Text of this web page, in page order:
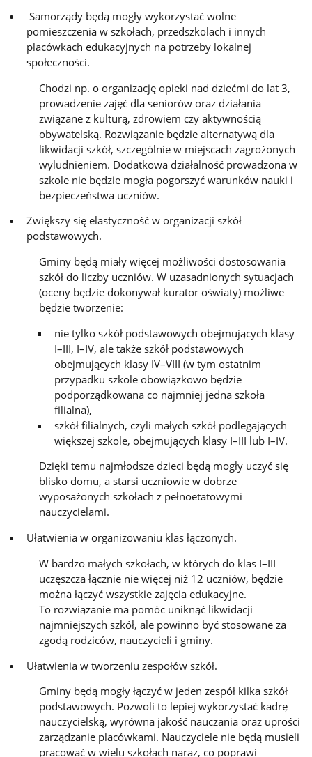
Samorządy będą mogły wykorzystać wolne
pomieszczenia w szkołach, przedszkolach i innych
placówkach edukacyjnych na potrzeby lokalnej
społeczności.
Chodzi np. o organizację opieki nad dziećmi do lat 3,
prowadzenie zajęć dla seniorów oraz działania
związane z kulturą, zdrowiem czy aktywnością
obywatelską. Rozwiązanie będzie alternatywą dla
likwidacji szkół, szczególnie w miejscach zagrożonych
wyludnieniem. Dodatkowa działalność prowadzona w
szkole nie będzie mogła pogorszyć warunków nauki i
bezpieczeństwa uczniów.
Zwiększy się elastyczność w organizacji szkół
podstawowych.
Gminy będą miały więcej możliwości dostosowania
szkół do liczby uczniów. W uzasadnionych sytuacjach
(oceny będzie dokonywał kurator oświaty) możliwe
będzie tworzenie:
nie tylko szkół podstawowych obejmujących klasy
I–III, I–IV, ale także szkół podstawowych
obejmujących klasy IV–VIII (w tym ostatnim
przypadku szkole obowiązkowo będzie
podporządkowana co najmniej jedna szkoła
filialna),
szkół filialnych, czyli małych szkół podlegających
większej szkole, obejmujących klasy I–III lub I–IV.
Dzięki temu najmłodsze dzieci będą mogły uczyć się
blisko domu, a starsi uczniowie w dobrze
wyposażonych szkołach z pełnoetatowymi
nauczycielami.
Ułatwienia w organizowaniu klas łączonych.
W bardzo małych szkołach, w których do klas I–III
uczęszcza łącznie nie więcej niż 12 uczniów, będzie
można łączyć wszystkie zajęcia edukacyjne.
To rozwiązanie ma pomóc uniknąć likwidacji
najmniejszych szkół, ale powinno być stosowane za
zgodą rodziców, nauczycieli i gminy.
Ułatwienia w tworzeniu zespołów szkół.
Gminy będą mogły łączyć w jeden zespół kilka szkół
podstawowych. Pozwoli to lepiej wykorzystać kadrę
nauczycielską, wyrówna jakość nauczania oraz uprości
zarządzanie placówkami. Nauczyciele nie będą musieli
pracować w wielu szkołach naraz, co poprawi